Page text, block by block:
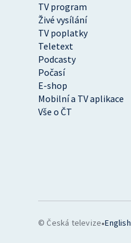
TV program
Živé vysílání
TV poplatky
Teletext
Podcasty
Počasí
E-shop
Mobilní a TV aplikace
Vše o ČT
© Česká televize•English